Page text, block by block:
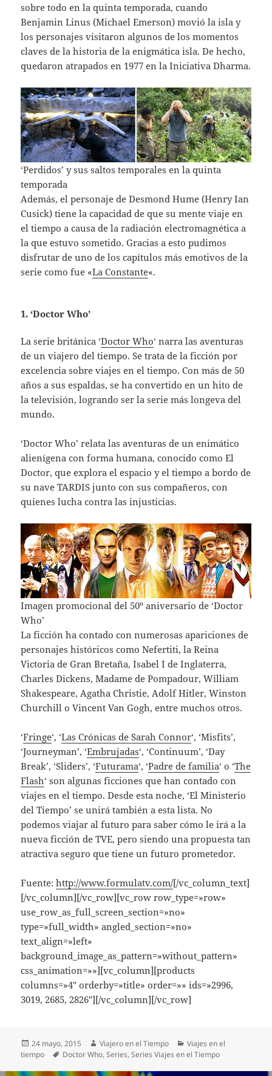
sobre todo en la quinta temporada, cuando
Benjamin Linus (Michael Emerson) movió la isla y
los personajes visitaron algunos de los momentos
claves de la historia de la enigmática isla. De hecho,
quedaron atrapados en 1977 en la Iniciativa Dharma.
‘Perdidos’ y sus saltos temporales en la quinta
temporada
Además, el personaje de Desmond Hume (Henry Ian
Cusick) tiene la capacidad de que su mente viaje en
el tiempo a causa de la radiación electromagnética a
la que estuvo sometido. Gracias a esto pudimos
disfrutar de uno de los capítulos más emotivos de la
serie como fue «La Constante«.
1. ‘Doctor Who’
La serie británica ‘Doctor Who‘ narra las aventuras
de un viajero del tiempo. Se trata de la ficción por
excelencia sobre viajes en el tiempo. Con más de 50
años a sus espaldas, se ha convertido en un hito de
la televisión, logrando ser la serie más longeva del
mundo.
‘Doctor Who’ relata las aventuras de un enimático
alienígena con forma humana, conocido como El
Doctor, que explora el espacio y el tiempo a bordo de
su nave TARDIS junto con sus compañeros, con
quienes lucha contra las injusticias.
Imagen promocional del 50º aniversario de ‘Doctor
Who’
La ficción ha contado con numerosas apariciones de
personajes históricos como Nefertiti, la Reina
Victoria de Gran Bretaña, Isabel I de Inglaterra,
Charles Dickens, Madame de Pompadour, William
Shakespeare, Agatha Christie, Adolf Hitler, Winston
Churchill o Vincent Van Gogh, entre muchos otros.
‘Fringe‘, ‘Las Crónicas de Sarah Connor‘, ‘Misfits’,
‘Journeyman’, ‘Embrujadas‘, ‘Continuum’, ‘Day
Break’, ‘Sliders’, ‘Futurama‘, ‘Padre de familia‘ o ‘The
Flash‘ son algunas ficciones que han contado con
viajes en el tiempo. Desde esta noche, ‘El Ministerio
del Tiempo’ se unirá también a esta lista. No
podemos viajar al futuro para saber cómo le irá a la
nueva ficción de TVE, pero siendo una propuesta tan
atractiva seguro que tiene un futuro prometedor.
Fuente:http://www.formulatv.com/[/vc_column_text]
[/vc_column][/vc_row][vc_row row_type=»row»
use_row_as_full_screen_section=»no»
type=»full_width» angled_section=»no»
text_align=»left»
background_image_as_pattern=»without_pattern»
css_animation=»»][vc_column][products
columns=»4″ orderby=»title» order=»» ids=»2996,
3019, 2685, 2826″][/vc_column][/vc_row]
Publicado
el
24 mayo, 2015 Autor
Viajero en el Tiempo Categorías
Viajes en el
tiempo
Etiquetas
Doctor Who,Series,Series Viajes en el Tiempo